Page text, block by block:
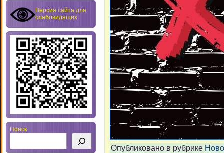
Версия сайта для
слабовидящих
Поиск
Опубликовано в рубрике